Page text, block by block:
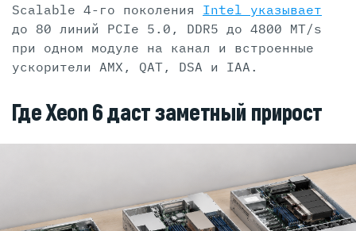
Scalable 4-го поколения Intel указывает
до 80 линий PCIe 5.0, DDR5 до 4800 MT/s
при одном модуле на канал и встроенные
ускорители AMX, QAT, DSA и IAA.
Где Xeon 6 даст заметный прирост